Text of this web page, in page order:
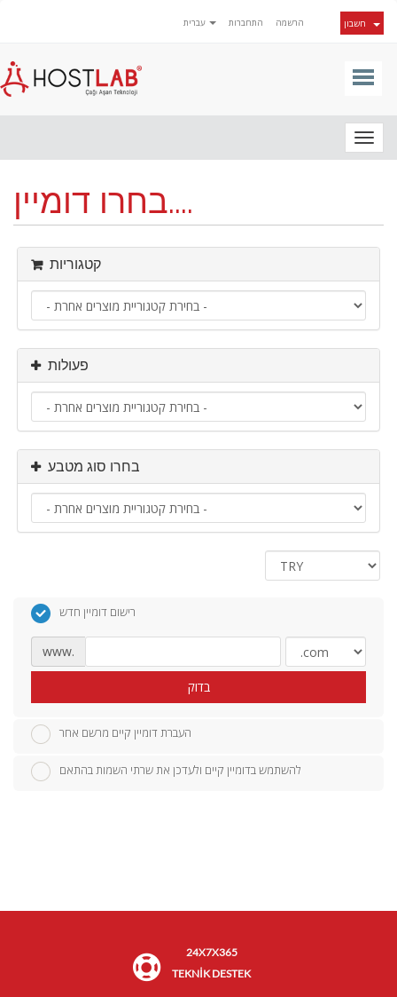
התחברות הרשמה
בחרו דומיין....
קטגוריות
פעולות
בחרו סוג מטבע
רישום דומיין חדש
www.
בדוק
העברת דומיין קיים מרשם אחר
להשתמש בדומיין קיים ולעדכן את שרתי השמות בהתאם
24X7X365
TEKNİK DESTEK